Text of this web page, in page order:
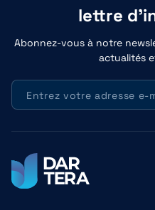
lettre
Abonnez-vous à notre
actualités